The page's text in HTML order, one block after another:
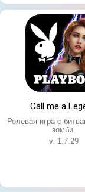
Особенности
бойцов;
Гибкая
Открытый
Call me a
Ролевая игра с
зомби.
v. 1.7.29